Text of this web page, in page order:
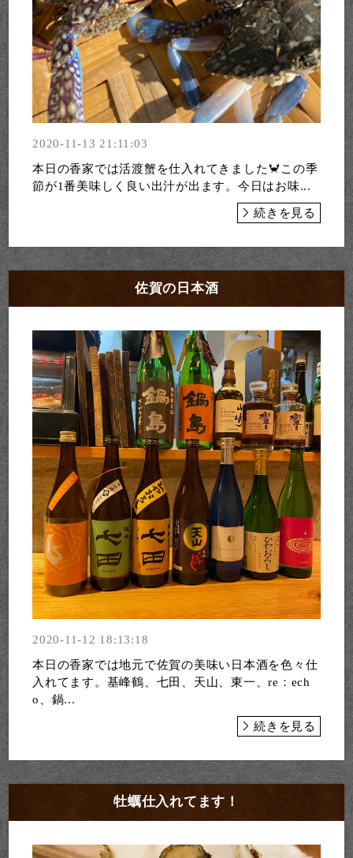
2020-11-13 21:11:03
本日の香家では活渡蟹を仕入れてきました🦀この季
節が1番美味しく良い出汁が出ます。今日はお味...
続きを見る
佐賀の日本酒
2020-11-12 18:13:18
本日の香家では地元で佐賀の美味い日本酒を色々仕
入れてます。基峰鶴、七田、天山、東一、re：ech
o、鍋...
続きを見る
牡蠣仕入れてます！